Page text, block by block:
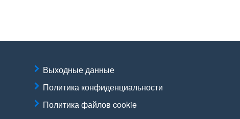
Выходные данные
Политика конфиденциальности
Политика файлов cookie